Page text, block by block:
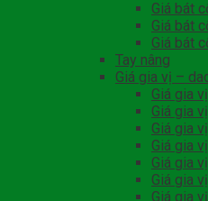
Giá bát
Giá bát
Giá bát
Tay nâng
Giá gia vị –
Giá gia
Giá gia
Giá gia
Giá gia
Giá gia
Giá gia
Giá gia